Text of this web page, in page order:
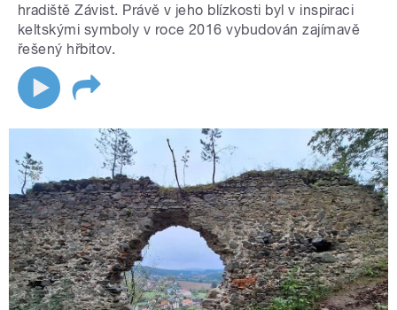
hradiště Závist. Právě v jeho blízkosti byl v inspiraci
keltskými symboly v roce 2016 vybudován zajímavě
řešený hřbitov.